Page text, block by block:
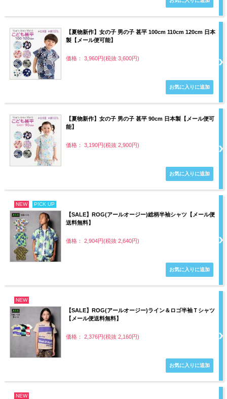
【夏物新作】女の子 男の子 甚平 100cm 110cm 120cm 日本
製【メール便可能】
価格： 3,960円(税抜 3,600円)
【夏物新作】女の子 男の子 甚平 90cm 日本製【メール便可
能】
価格： 3,190円(税抜 2,900円)
NEW PICK UP
【SALE】ROG(アールオージー)総柄半袖シャツ【メール便
送料無料】
価格： 2,904円(税抜 2,640円)
NEW
【SALE】ROG(アールオージー)ライン＆ロゴ半袖Ｔシャツ
【メール便送料無料】
価格： 2,376円(税抜 2,160円)
NEW